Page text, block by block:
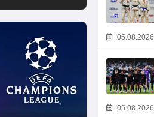
05.08.2026
05.08.2026